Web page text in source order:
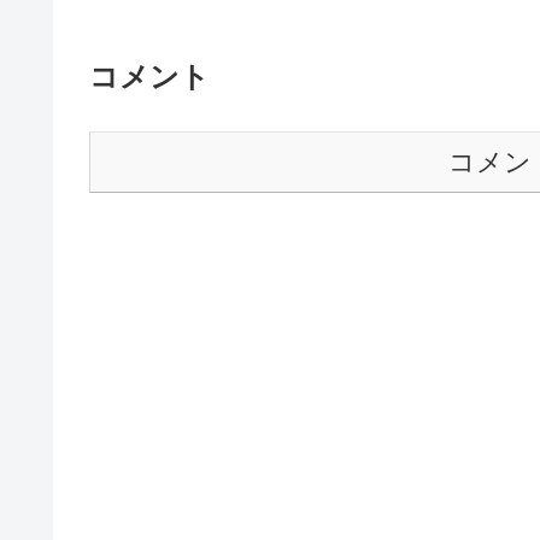
コメント
コメン